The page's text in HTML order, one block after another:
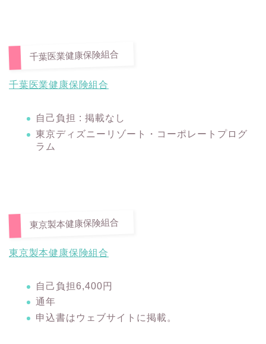
千葉医業健康保険組合
千葉医業健康保険組合
自己負担 : 掲載なし
東京ディズニーリゾート・コーポレートプログ
ラム
東京製本健康保険組合
東京製本健康保険組合
自己負担6,400円
通年
申込書はウェブサイトに掲載。